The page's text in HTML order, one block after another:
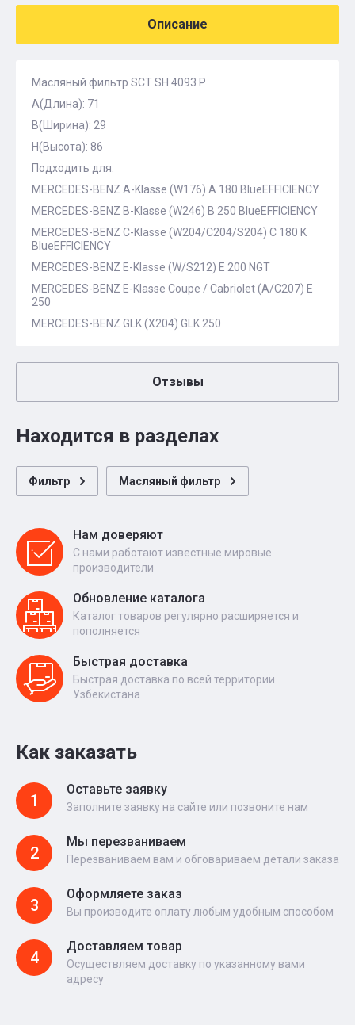
Описание
Масляный фильтр SCT SH 4093 P
A(Длина): 71
B(Ширина): 29
H(Высота): 86
Подходить для:
MERCEDES-BENZ A-Klasse (W176) A 180 BlueEFFICIENCY
MERCEDES-BENZ B-Klasse (W246) B 250 BlueEFFICIENCY
MERCEDES-BENZ C-Klasse (W204/C204/S204) C 180 K
BlueEFFICIENCY
MERCEDES-BENZ E-Klasse (W/S212) E 200 NGT
MERCEDES-BENZ E-Klasse Coupe / Cabriolet (A/C207) E
250
MERCEDES-BENZ GLK (X204) GLK 250
Отзывы
Находится в разделах
Фильтр Масляный фильтр
Нам доверяют
С нами работают известные мировые
производители
Обновление каталога
Каталог товаров регулярно расширяется и
пополняется
Быстрая доставка
Быстрая доставка по всей территории
Узбекистана
Как заказать
1
Оставьте заявку
Заполните заявку на сайте или позвоните нам
2
Мы перезваниваем
Перезваниваем вам и обговариваем детали заказа
3
Оформляете заказ
Вы производите оплату любым удобным способом
4
Доставляем товар
Осуществляем доставку по указанному вами
адресу